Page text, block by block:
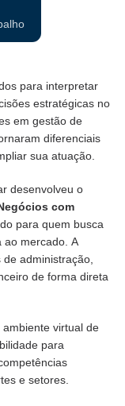
para interpretar
estratégicas no
em gestão de
diferenciais
sua atuação.
desenvolveu o
com
para quem busca
ao mercado. A
administração,
de forma direta
, ambiente virtual de
para
e setores.